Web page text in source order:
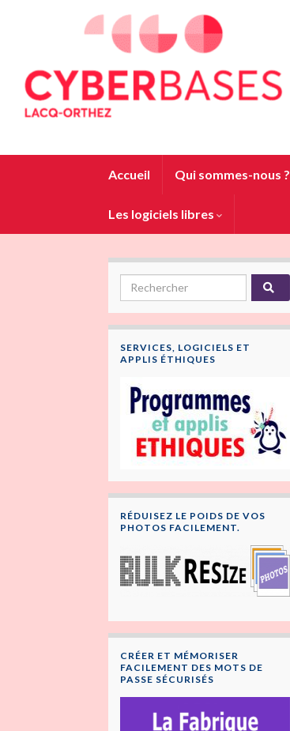
Accueil Qui sommes-nous ?
Les logiciels libres
SERVICES, LOGICIELS ET
APPLIS ÉTHIQUES
RÉDUISEZ LE POIDS DE VOS
PHOTOS FACILEMENT.
CRÉER ET MÉMORISER
FACILEMENT DES MOTS DE
PASSE SÉCURISÉS